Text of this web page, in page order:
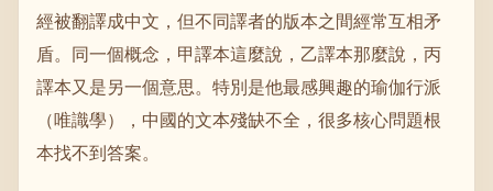
經被翻譯成中文，但不同譯者的版本之間經常互相矛
盾。同一個概念，甲譯本這麼說，乙譯本那麼說，丙
譯本又是另一個意思。特別是他最感興趣的瑜伽行派
（唯識學），中國的文本殘缺不全，很多核心問題根
本找不到答案。